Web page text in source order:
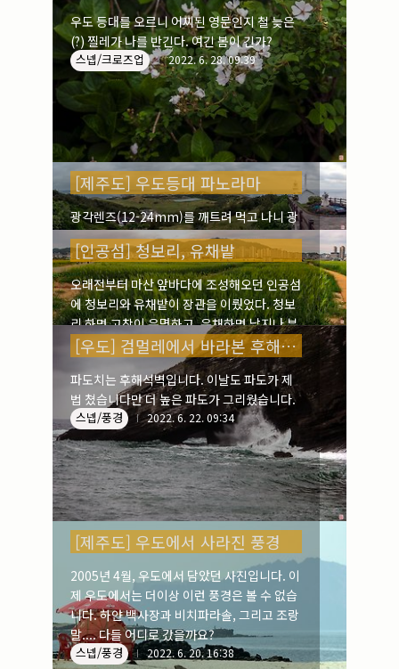
우도 등대를 오르니 어찌된 영문인지 철 늦은
(?) 찔레가 나를 반긴다. 여긴 봄이 긴가?
스넵/크로즈업 2022. 6. 28. 09:39
[제주도] 우도등대 파노라마
광각렌즈(12-24mm)를 깨트려 먹고 나니 광
각이 많이 아쉬울 때가 생긴다. 특히 이런 파노
라마가 필요할 적에.... 요즘 파노라마로 찍을
적에는 카메라에 장착된 파노라마 모드보다는
포토샵에서 여러장 찍은 사진으로 파노라마
작업을 한다. 왜곡과 화질이 좋아 선호한다. 포
토샵이란 게 참 희한한 물건이다.
스넵/풍경 2022. 6. 26. 11:30
[인공섬] 청보리, 유채밭
오래전부터 마산 앞바다에 조성해오던 인공섬
에 청보리와 유채밭이 장관을 이뤘었다. 청보
리 하면 고창이 유명하고, 유채하면 남지나 부
산 대저가 좋았었지. 내 생각에는 이 인공섬을
호시탐탐 아파트를 지어 돈 벌 생각일랑은 버
리고 공원으로 조성하여 이렇게 즐겨하는 시
민들에게 돌려줬으면 하는 간곡한 부탁이다.
삼삼오오, 즐기는 저 시민들이 안 보이시나?
스넵/풍경 2022. 6. 24. 09:41
[우도] 검멀레에서 바라본 후해석벽
파도치는 후해석벽입니다. 이날도 파도가 제
법 쳤습니다만 더 높은 파도가 그리웠습니다.
스넵/풍경 2022. 6. 22. 09:34
[제주도] 우도에서 사라진 풍경
2005년 4월, 우도에서 담았던 사진입니다. 이
제 우도에서는 더이상 이런 풍경은 볼 수 없습
니다. 하얀 백사장과 비치파라솔, 그리고 조랑
말.... 다들 어디로 갔을까요?
스넵/풍경 2022. 6. 20. 16:38